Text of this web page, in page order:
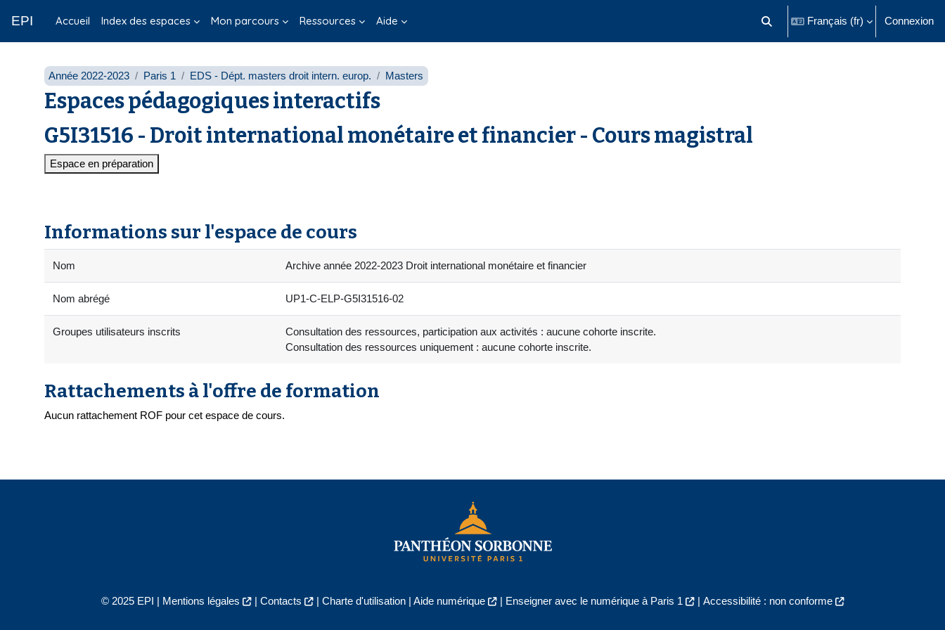
EPI Accueil Index des espaces Mon parcours Ressources Aide Activer/désactiver la saisie de
Français ‎(fr)‎ Connexion
Année 2022-2023 Paris 1 EDS - Dépt. masters droit intern. europ. Masters
Espaces pédagogiques interactifs
G5I31516 - Droit international monétaire et financier - Cours magistral
Espace en préparation
Informations sur l'espace de cours
Nom Archive année 2022-2023 Droit international monétaire et financier
Nom abrégé UP1-C-ELP-G5I31516-02
Groupes utilisateurs inscrits
Consultation des ressources, participation aux activités : aucune cohorte inscrite.
Consultation des ressources uniquement : aucune cohorte inscrite.
Rattachements à l'offre de formation
Aucun rattachement ROF pour cet espace de cours.
© 2025 EPI | Mentions légales | Contacts | Charte d'utilisation| Aide numérique | Enseigner avec le numérique à Paris 1 | Accessibilité : non conforme